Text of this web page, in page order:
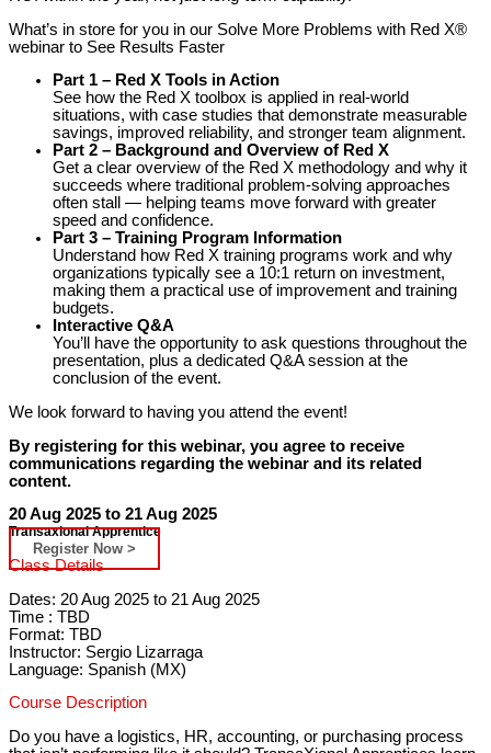
What’s in store for you in our Solve More Problems with Red X®
webinar to See Results Faster
Part 1 – Red X Tools in Action
See how the Red X toolbox is applied in real-world
situations, with case studies that demonstrate measurable
savings, improved reliability, and stronger team alignment.
Part 2 – Background and Overview of Red X
Get a clear overview of the Red X methodology and why it
succeeds where traditional problem-solving approaches
often stall — helping teams move forward with greater
speed and confidence.
Part 3 – Training Program Information
Understand how Red X training programs work and why
organizations typically see a 10:1 return on investment,
making them a practical use of improvement and training
budgets.
Interactive Q&A
You’ll have the opportunity to ask questions throughout the
presentation, plus a dedicated Q&A session at the
conclusion of the event.
We look forward to having you attend the event!
By registering for this webinar, you agree to receive
communications regarding the webinar and its related
content.
20 Aug 2025 to 21 Aug 2025
Transaxional Apprentice
Register Now >
Class Details
Dates: 20 Aug 2025 to 21 Aug 2025
Time : TBD
Format: TBD
Instructor: Sergio Lizarraga
Language: Spanish (MX)
Course Description
Do you have a logistics, HR, accounting, or purchasing process